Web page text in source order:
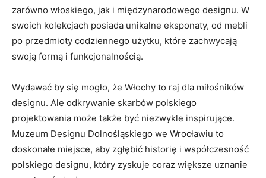
‌zarówno włoskiego, jak i międzynarodowego designu. W⁣
swoich kolekcjach posiada unikalne eksponaty, od mebli
⁤po‌ przedmioty codziennego użytku, które zachwycają
⁢swoją formą i⁣ funkcjonalnością.
Wydawać​ by się ⁢mogło, ​że Włochy to raj‌ dla miłośników
designu. Ale odkrywanie skarbów polskiego
projektowania może także ⁢być niezwykle ‌inspirujące.
Muzeum Designu Dolnośląskiego we Wrocławiu to​
doskonałe miejsce, aby zgłębić historię i współczesność
⁢polskiego designu, który zyskuje ⁣coraz większe uznanie